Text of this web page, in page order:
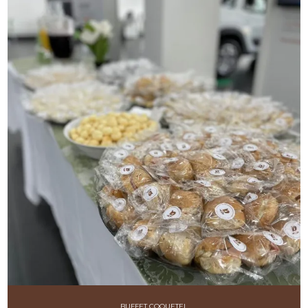
BUFFET COQUETEL